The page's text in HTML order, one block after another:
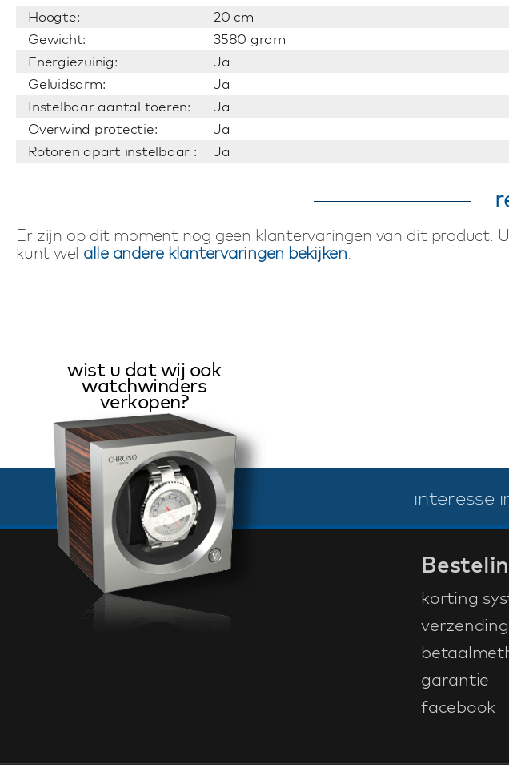
Hoogte:
20 cm
Gewicht:
3580 gram
Energiezuinig:
Ja
Geluidsarm:
Ja
Instelbaar aantal toeren:
Ja
Overwind protectie:
Ja
Rotoren apart instelbaar :
Ja
Er zijn op dit moment nog geen klantervaringen van dit product. U
kunt wel alle andere klantervaringen bekijken.
interesse
wist u dat wij ook
watchwinders
verkopen?
korting
verzending
garantie
facebook